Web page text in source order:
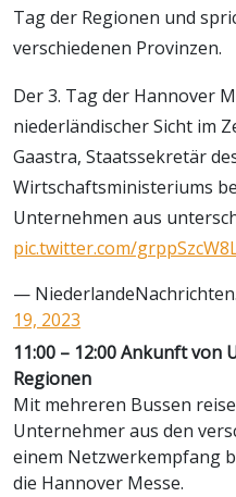
Tag der Regionen und
verschiedenen Provinzen.
Der 3. Tag der Hannover
niederländischer Sicht im
Gaastra, Staatssekretär
Wirtschaftsministeriums
Unternehmen aus
pic.twitter.com/
—
19, 2023
11:00 – 12:00 Ankunft von
Regionen
Mit mehreren Bussen
Unternehmer aus den
einem Netzwerkempfang
die Hannover Messe.